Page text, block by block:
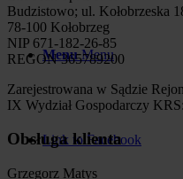
Menu Menu
Link to Facebook
Budzistowo; ul. Kołobrzeska
78-100 Kołobrzeg
NIP 671-182-26-85
REGON 365789200
Zarejestrowana w Sądzie
IX Wydział Gospodarczy
Obsługa klienta
Grzegorz Matys